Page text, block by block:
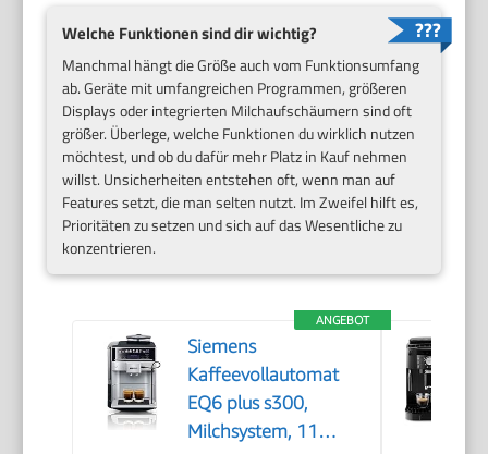
Welche Funktionen sind dir wichtig?
Manchmal hängt die Größe auch vom Funktionsumfang
ab. Geräte mit umfangreichen Programmen, größeren
Displays oder integrierten Milchaufschäumern sind oft
größer. Überlege, welche Funktionen du wirklich nutzen
möchtest, und ob du dafür mehr Platz in Kauf nehmen
willst. Unsicherheiten entstehen oft, wenn man auf
Features setzt, die man selten nutzt. Im Zweifel hilft es,
Prioritäten zu setzen und sich auf das Wesentliche zu
konzentrieren.
ANGEBOT
Siemens
Kaffeevollautomat
EQ6 plus s300,
Milchsystem, 11